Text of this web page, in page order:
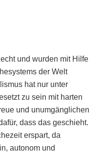
und wurden mit Hilfe
der Welt
hat nur unter
zu sein mit harten
und unumgänglichen
dass das geschieht.
erspart, da
autonom und